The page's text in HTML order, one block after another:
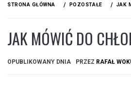
treściSTRONA GŁÓWNA POZOSTAŁE JAK
JAK MÓWIĆ DO
OPUBLIKOWANY DNIA PRZEZ RAFAŁ